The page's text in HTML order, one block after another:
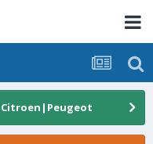
Citroen|Peugeot